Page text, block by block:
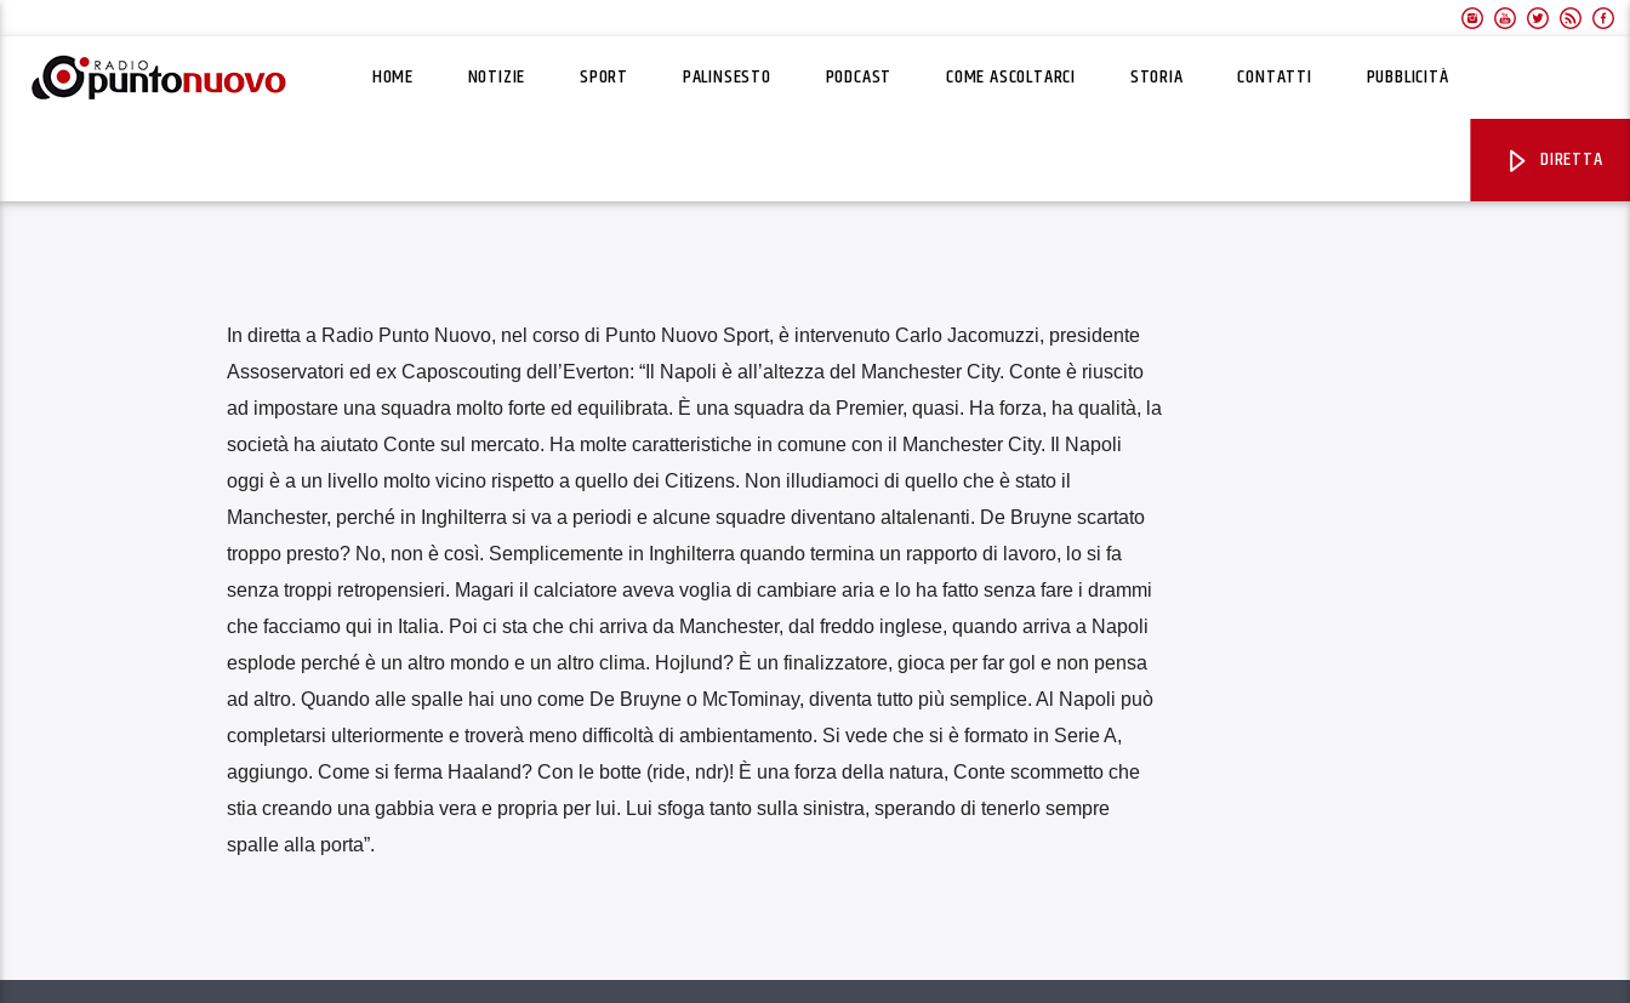
HOME NOTIZIE SPORT PALINSESTO PODCAST COME ASCOLTARCI STORIA CONTATTI PUBBLICITÀ
DIRETTA
In diretta a Radio Punto Nuovo, nel corso di Punto Nuovo Sport, è intervenuto Carlo Jacomuzzi, presidente
Assoservatori ed ex Caposcouting dell’Everton: “Il Napoli è all’altezza del Manchester City. Conte è riuscito
ad impostare una squadra molto forte ed equilibrata. È una squadra da Premier, quasi. Ha forza, ha qualità, la
società ha aiutato Conte sul mercato. Ha molte caratteristiche in comune con il Manchester City. Il Napoli
oggi è a un livello molto vicino rispetto a quello dei Citizens. Non illudiamoci di quello che è stato il
Manchester, perché in Inghilterra si va a periodi e alcune squadre diventano altalenanti. De Bruyne scartato
troppo presto? No, non è così. Semplicemente in Inghilterra quando termina un rapporto di lavoro, lo si fa
senza troppi retropensieri. Magari il calciatore aveva voglia di cambiare aria e lo ha fatto senza fare i drammi
che facciamo qui in Italia. Poi ci sta che chi arriva da Manchester, dal freddo inglese, quando arriva a Napoli
esplode perché è un altro mondo e un altro clima. Hojlund? È un finalizzatore, gioca per far gol e non pensa
ad altro. Quando alle spalle hai uno come De Bruyne o McTominay, diventa tutto più semplice. Al Napoli può
completarsi ulteriormente e troverà meno difficoltà di ambientamento. Si vede che si è formato in Serie A,
aggiungo. Come si ferma Haaland? Con le botte (ride, ndr)! È una forza della natura, Conte scommetto che
stia creando una gabbia vera e propria per lui. Lui sfoga tanto sulla sinistra, sperando di tenerlo sempre
spalle alla porta”.